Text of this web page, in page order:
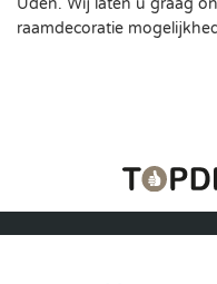
Uden. Wij laten u graag
raamdecoratie